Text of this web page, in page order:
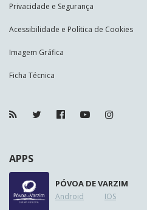
Privacidade e Segurança
Acessibilidade e Política de Cookies
Imagem Gráfica
Ficha Técnica
APPS
PÓVOA DE VARZIM
Android IOS